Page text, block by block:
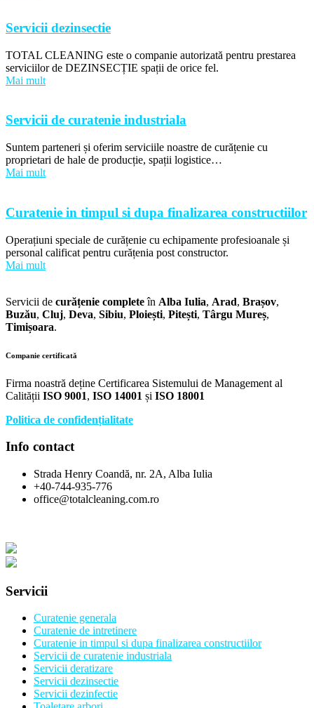
Servicii dezinsectie
TOTAL CLEANING este o companie autorizată pentru prestarea
serviciilor de DEZINSECȚIE spații de orice fel.
Mai mult
Servicii de curatenie industriala
Suntem parteneri și oferim serviciile noastre de curățenie cu
proprietari de hale de producție, spații logistice…
Mai mult
Curatenie in timpul si dupa finalizarea constructiilor
Operațiuni speciale de curățenie cu echipamente profesioanale și
personal calificat pentru curățenia post constructor.
Mai mult
Servicii de curățenie completeîn Alba Iulia, Arad, Brașov,
Buzău, Cluj, Deva, Sibiu, Ploiești, Pitești, Târgu Mureș,
Timișoara.
Companie certificată
Firma noastră deține Certificarea Sistemului de Management al
Calității ISO 9001, ISO 14001 și ISO 18001
Politica de confidențialitate
Info contact
Strada Henry Coandă, nr. 2A, Alba Iulia
+40-744-935-776
office@totalcleaning.com.ro
Servicii
Curatenie generala
Curatenie de intretinere
Curatenie in timpul si dupa finalizarea constructiilor
Servicii de curatenie industriala
Servicii deratizare
Servicii dezinsectie
Servicii dezinfectie